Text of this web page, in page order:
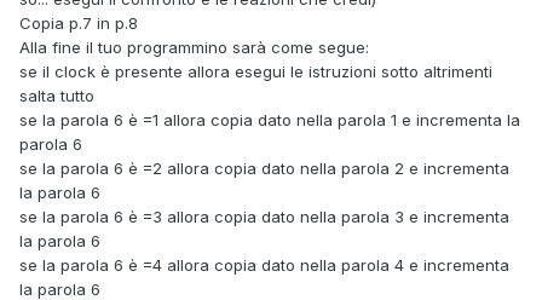
Copia p.7 in p.8
Alla fine il tuo programmino sarà come segue:
se il clock è presente allora esegui le istruzioni sotto altrimenti
salta tutto
se la parola 6 è =1 allora copia dato nella parola 1 e incrementa la
parola 6
se la parola 6 è =2 allora copia dato nella parola 2 e incrementa
la parola 6
se la parola 6 è =3 allora copia dato nella parola 3 e incrementa
la parola 6
se la parola 6 è =4 allora copia dato nella parola 4 e incrementa
la parola 6